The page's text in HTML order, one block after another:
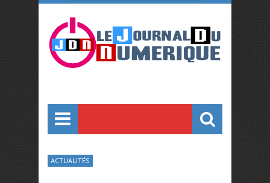
ACTUALITÉS